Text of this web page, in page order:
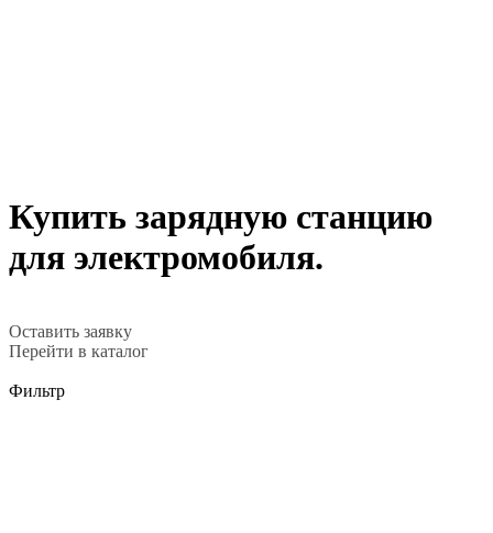
Купить зарядную станцию
для электромобиля.
Оставить заявку
Перейти в каталог
Фильтр